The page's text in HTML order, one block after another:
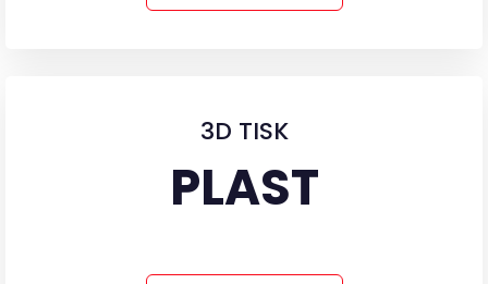
3D TISK
PLAST